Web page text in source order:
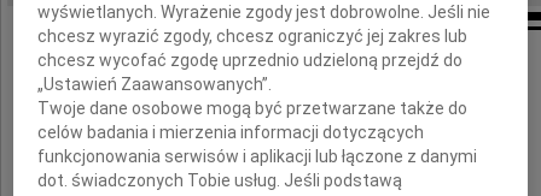
Z głębokim smutkiem żegnamy
naszą Koleżankę
wyświetlanych. Wyrażenie zgody jest dobrowolne. Jeśli nie
chcesz wyrazić zgody, chcesz ograniczyć jej zakres lub
chcesz wycofać zgodę uprzednio udzieloną przejdź do
„Ustawień Zaawansowanych”.
Twoje dane osobowe mogą być przetwarzane także do
celów badania i mierzenia informacji dotyczących
funkcjonowania serwisów i aplikacji lub łączone z danymi
dot. świadczonych Tobie usług. Jeśli podstawą